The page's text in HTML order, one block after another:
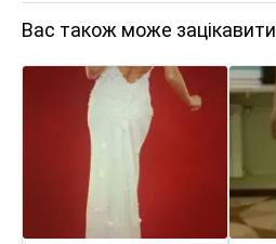
Вас також може зацікавити